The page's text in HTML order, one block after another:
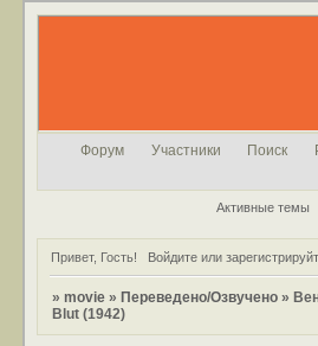
Форум Участники Поиск
Активные темы
Привет, Гость! Войдитеили
»movie » Переведено/Озвучено »
Blut (1942)